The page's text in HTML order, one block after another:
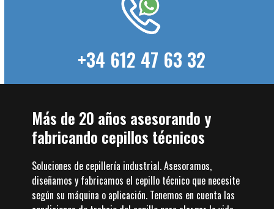
+34 612 47 63 32
Más de 20 años asesorando y
fabricando cepillos técnicos
Soluciones de cepillería industrial. Asesoramos,
diseñamos y fabricamos el cepillo técnico que necesite
según su máquina o aplicación. Tenemos en cuenta las